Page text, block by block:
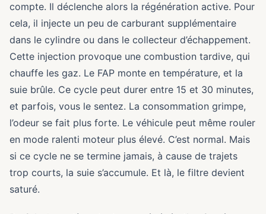
compte. Il déclenche alors la régénération active. Pour
cela, il injecte un peu de carburant supplémentaire
dans le cylindre ou dans le collecteur d’échappement.
Cette injection provoque une combustion tardive, qui
chauffe les gaz. Le FAP monte en température, et la
suie brûle. Ce cycle peut durer entre 15 et 30 minutes,
et parfois, vous le sentez. La consommation grimpe,
l’odeur se fait plus forte. Le véhicule peut même rouler
en mode ralenti moteur plus élevé. C’est normal. Mais
si ce cycle ne se termine jamais, à cause de trajets
trop courts, la suie s’accumule. Et là, le filtre devient
saturé.